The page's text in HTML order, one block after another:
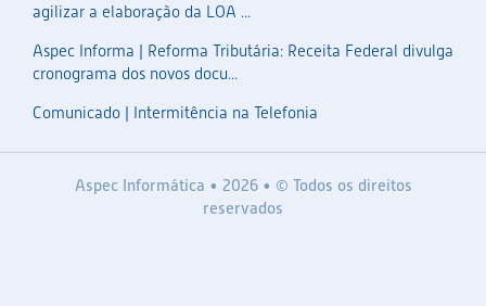
agilizar a elaboração da LOA ...
Aspec Informa | Reforma Tributária: Receita Federal divulga
cronograma dos novos docu...
Comunicado | Intermitência na Telefonia
Aspec Informática • 2026 • © Todos os direitos
reservados